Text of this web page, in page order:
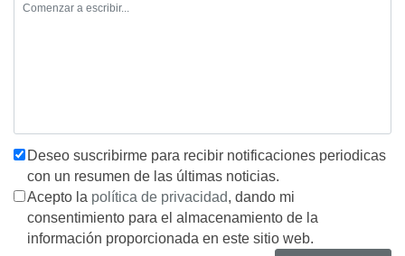
Deseo suscribirme para recibir notificaciones periodicas
con un resumen de las últimas noticias.
Acepto la política de privacidad, dando mi
consentimiento para el almacenamiento de la
información proporcionada en este sitio web.